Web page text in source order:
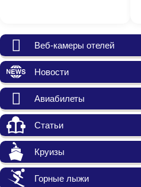
Веб-камеры отелей
Новости
Авиабилеты
Статьи
Круизы
Горные лыжи